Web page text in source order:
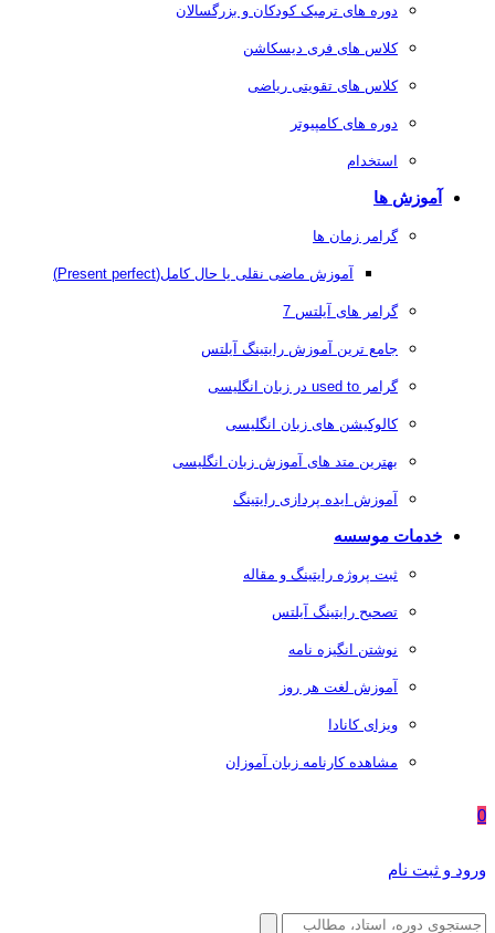
دوره های ترمیک کودکان و بزرگسالان
کلاس های فری دیسکاشن
کلاس های تقویتی ریاضی
دوره های کامپیوتر
استخدام
آموزش ها
گرامر زمان ها
آموزش ماضی نقلی یا حال کامل(Present perfect)
گرامر های آیلتس 7
جامع ترین آموزش رایتینگ آیلتس
گرامر used to در زبان انگلیسی
کالوکیشن های زبان انگلیسی
بهترین متد های آموزش زبان انگلیسی
آموزش ایده پردازی رایتینگ
خدمات موسسه
ثبت پروژه رایتینگ و مقاله
تصحیح رایتینگ آیلتس
نوشتن انگیزه نامه
آموزش لغت هر روز
ویزای کانادا
مشاهده کارنامه زبان آموزان
0
ورود و ثبت نام